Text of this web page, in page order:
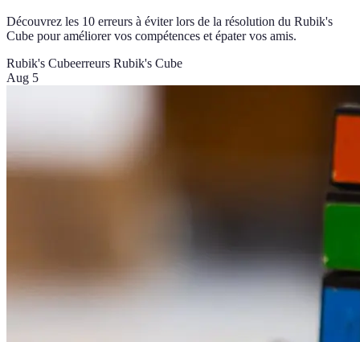
Découvrez les 10 erreurs à éviter lors de la résolution du Rubik's
Cube pour améliorer vos compétences et épater vos amis.
Rubik's Cubeerreurs Rubik's Cube
Aug 5